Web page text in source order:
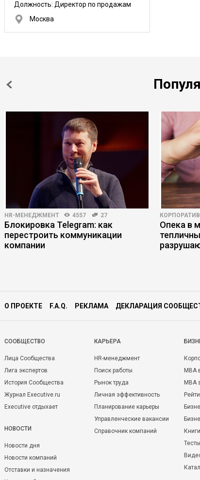
Должность: Директор по продажам
Москва
HR-МЕНЕДЖМЕНТ 4557 27
Блокировка Telegram: как
перестроить коммуникации
компании
Опека в
О ПРОЕКТЕ F.A.Q. РЕКЛАМА ДЕКЛАРАЦИЯ
CООБЩЕСТВО
Лица Сообщества
Лига экспертов
История Сообщества
Журнал Executive.ru
Executive отдыхает
НОВОСТИ
Новости дня
Новости компаний
Отставки и назначения
КАРЬЕРА
HR-менеджмент
Поиск работы
Рынок труда
Личная эффективность
Планирование карьеры
Управленческие вакансии
Справочник компаний
MBA
MBA
Тесты